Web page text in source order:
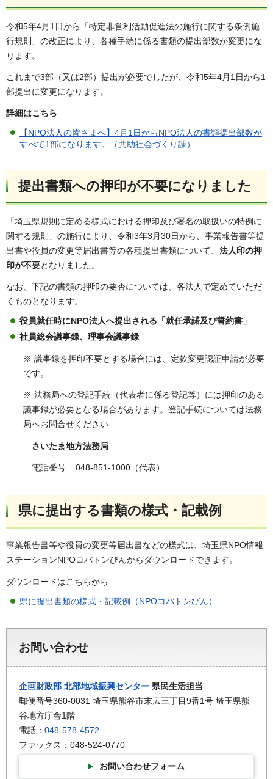
令和5年4月1日から「特定非営利活動促進法の施行に関する条例施
行規則」の改正により、各種手続に係る書類の提出部数が変更にな
ります。
これまで3部（又は2部）提出が必要でしたが、令和5年4月1日から1
部提出に変更になります。
詳細はこちら
【NPO法人の皆さまへ】4月1日からNPO法人の書類提出部数が
すべて1部になります。（共助社会づくり課）
提出書類への押印が不要になりました
「埼玉県規則に定める様式における押印及び署名の取扱いの特例に
関する規則」の施行により、令和3年3月30日から、事業報告書等提
出書や役員の変更等届出書等の各種提出書類について、 法人印の押
印が不要となりました。
なお、下記の書類の押印の要否については、各法人で定めていただ
くものとなります。
役員就任時にNPO法人へ提出される「就任承諾及び誓約書」
社員総会議事録、理事会議事録
※ 議事録を押印不要とする場合には、定款変更認証申請が必要
です。
※ 法務局への登記手続（代表者に係る登記等）には押印のある
議事録が必要となる場合があります。登記手続については法務
局へお問合せください
さいたま地方法務局
電話番号 048-851-1000（代表）
県に提出する書類の様式・記載例
事業報告書等や役員の変更等届出書などの様式は、埼玉県NPO情報
ステーションNPOコバトンびんからダウンロードできます。
ダウンロードはこちらから
県に提出書類の様式・記載例（NPOコバトンびん）
お問い合わせ
企画財政部 北部地域振興センター 県民生活担当
郵便番号360-0031 埼玉県熊谷市末広三丁目9番1号 埼玉県熊
谷地方庁舎1階
電話： 048-578-4572
ファックス：048-524-0770
お問い合わせフォーム